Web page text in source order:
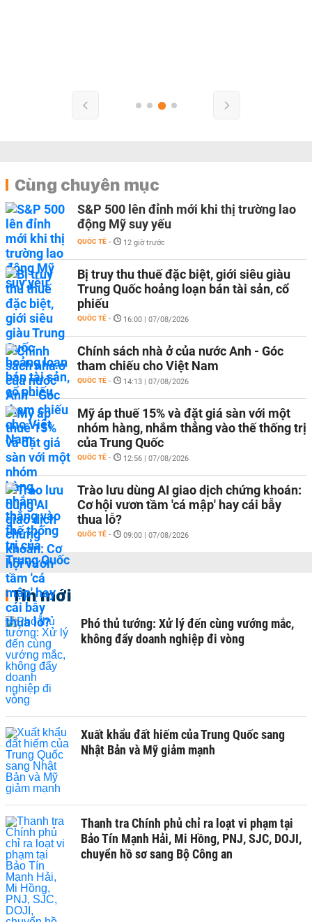
Cùng chuyên mục
S&P 500 lên đỉnh mới khi thị trường lao
động Mỹ suy yếu
QUỐC TẾ - 12 giờ trước
Bị truy thu thuế đặc biệt, giới siêu giàu
Trung Quốc hoảng loạn bán tài sản, cổ
phiếu
QUỐC TẾ - 16:00 | 07/08/2026
Chính sách nhà ở của nước Anh - Góc
tham chiếu cho Việt Nam
QUỐC TẾ - 14:13 | 07/08/2026
Mỹ áp thuế 15% và đặt giá sàn với một
nhóm hàng, nhắm thẳng vào thế thống trị
của Trung Quốc
QUỐC TẾ - 12:56 | 07/08/2026
Trào lưu dùng AI giao dịch chứng khoán:
Cơ hội vươn tầm 'cá mập' hay cái bẫy
thua lỗ?
QUỐC TẾ - 09:00 | 07/08/2026
Tin mới
Phó thủ tướng: Xử lý đến cùng vướng mắc,
không đẩy doanh nghiệp đi vòng
Xuất khẩu đất hiếm của Trung Quốc sang
Nhật Bản và Mỹ giảm mạnh
Thanh tra Chính phủ chỉ ra loạt vi phạm tại
Bảo Tín Mạnh Hải, Mi Hồng, PNJ, SJC, DOJI,
chuyển hồ sơ sang Bộ Công an